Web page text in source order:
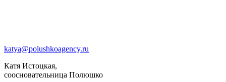
katya@polushkoagency.ru
Катя Истоцкая,
соосновательница Полюшко